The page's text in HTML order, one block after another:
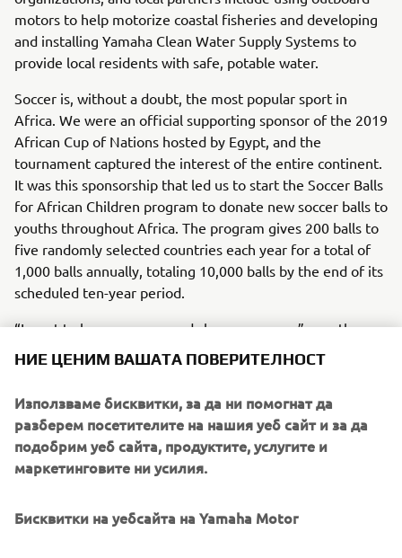
motors to help motorize coastal fisheries and developing
and installing Yamaha Clean Water Supply Systems to
provide local residents with safe, potable water.
Soccer is, without a doubt, the most popular sport in
Africa. We were an official supporting sponsor of the 2019
African Cup of Nations hosted by Egypt, and the
tournament captured the interest of the entire continent.
It was this sponsorship that led us to start the Soccer Balls
for African Children program to donate new soccer balls to
youths throughout Africa. The program gives 200 balls to
five randomly selected countries each year for a total of
1,000 balls annually, totaling 10,000 balls by the end of its
scheduled ten-year period.
“I want to become a pro and show everyone,” says the
delivered, the villagers break out into joyous song and
a small donation from Yamaha Motor to the daily lives and
dreams of the children of Africa.
НИЕ ЦЕНИМ ВАШАТА ПОВЕРИТЕЛНОСТ
Използваме бисквитки, за да ни помогнат да
разберем посетителите на нашия уеб сайт и за да
подобрим уеб сайта, продуктите, услугите и
маркетинговите ни усилия.
Бисквитки на уебсайта на Yamaha Motor